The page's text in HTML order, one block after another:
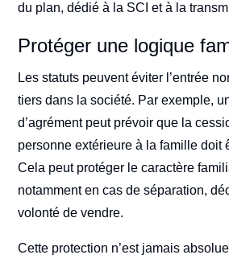
du plan, dédié à la SCI et à la
Protéger une logique
Les statuts peuvent éviter l’entrée
tiers dans la société. Par exemple,
d’agrément peut prévoir que la
personne extérieure à la famille doit
Cela peut protéger le caractère
notamment en cas de séparation,
volonté de vendre.
Cette protection n’est jamais